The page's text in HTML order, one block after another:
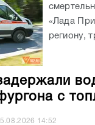
«Лада
региону,
с
14:52